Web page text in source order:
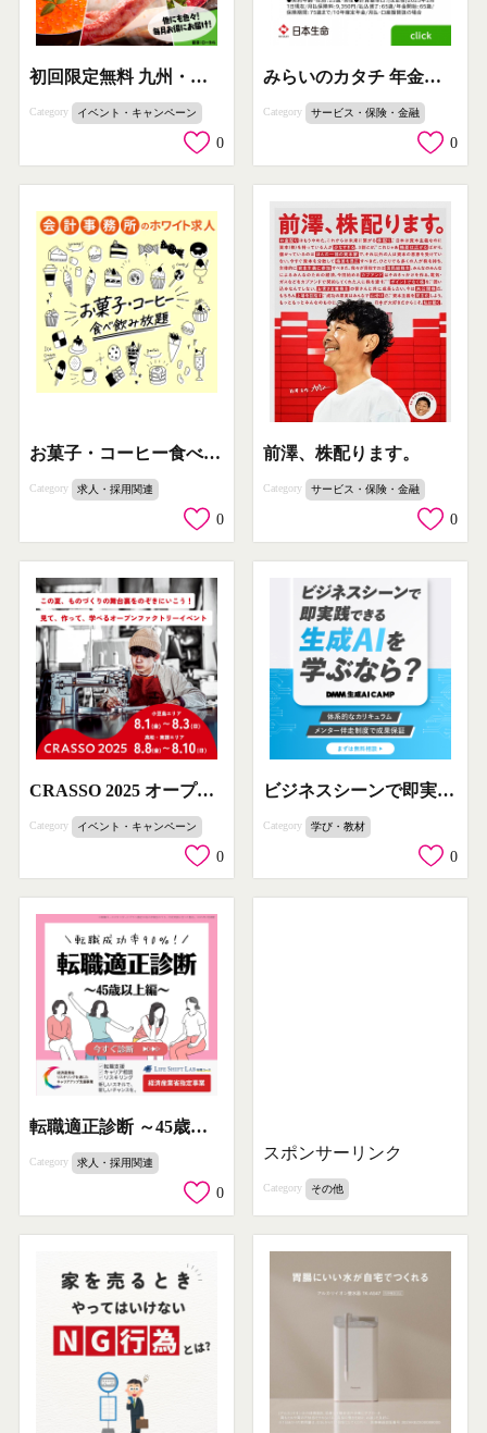
初回限定無料 九州・北海道の厳選グルメ
Category イベント・キャンペーン
0
みらいのカタチ 年金保険
Category サービス・保険・金融
0
お菓子・コーヒー食べ飲み放題（会計事務所のホワイト求人）
Category 求人・採用関連
0
前澤、株配ります。
Category サービス・保険・金融
0
CRASSO 2025 オープンファクトリーイベント
Category イベント・キャンペーン
0
ビジネスシーンで即実践できる生成AIを学ぶ DMM生成AI CAMP
Category 学び・教材
0
転職適正診断 ～45歳以上編～
Category 求人・採用関連
0
スポンサーリンク
Category その他